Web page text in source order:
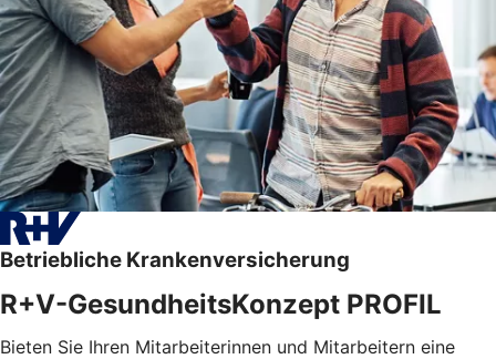
Betriebliche Krankenversicherung
R+V-GesundheitsKonzept PROFIL
Bieten Sie Ihren Mitarbeiterinnen und Mitarbeitern eine